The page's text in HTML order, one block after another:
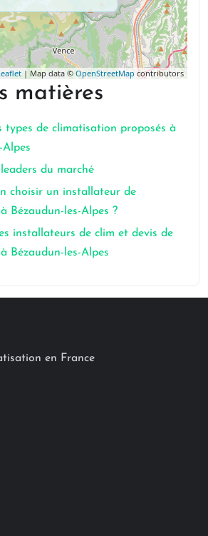
| Map data © OpenStreetMap contributors
matières
types de climatisation proposés à
Alpes
du marché
choisir un installateur de
Bézaudun-les-Alpes ?
installateurs de clim et devis de
Bézaudun-les-Alpes
en France